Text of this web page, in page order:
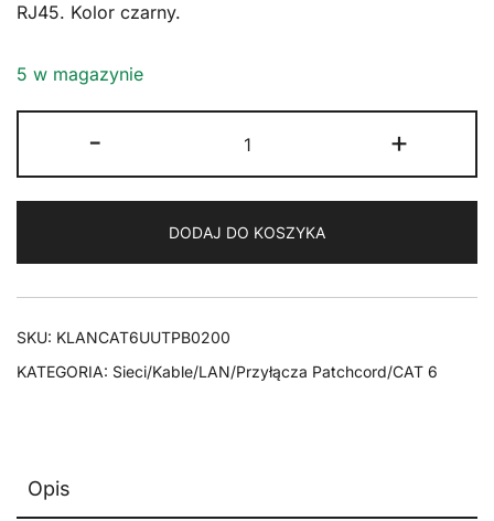
RJ45. Kolor czarny.
5 w magazynie
-
Kabel
LAN
CAT
6
U/UTP
+
DODAJ DO KOSZYKA
SKU: KLANCAT6UUTPB0200
KATEGORIA: Sieci/Kable/LAN/Przyłącza Patchcord/CAT 6
Opis